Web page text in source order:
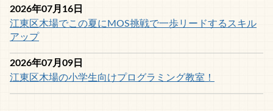
2026年07月16日
江東区木場でこの夏にMOS挑戦で一歩リードするスキル
アップ
2026年07月09日
江東区木場の小学生向けプログラミング教室！